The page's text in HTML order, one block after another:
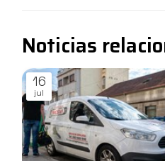
Noticias
16
jul